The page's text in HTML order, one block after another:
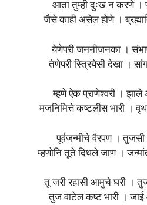
आता तुम्ही दुःख न करणे ।
जैसे काही असेल होणे ।
येणेपरी जननीजनका ।
तेणेपरी स्त्रियेसी देखा ।
म्हणे ऐक प्राणेश्वरी ।
मजनिमित्ते कष्टलीस भारी ।
पूर्वजन्मीचे वैरपण । तुजसी
म्हणोनि तूते दिधले जाण ।
तू जरी रहासी आमुचे घरी ।
तुज वाटेल कष्ट भारी ।